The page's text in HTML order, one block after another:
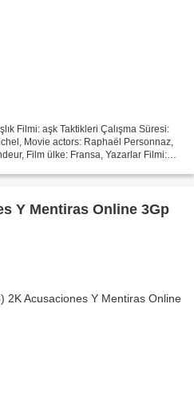
Filmi: aşk Taktikleri Çalışma Süresi:
Movie actors: Raphaël Personnaz,
Film ülke: Fransa, Yazarlar Filmi:
Y Mentiras Online 3Gp